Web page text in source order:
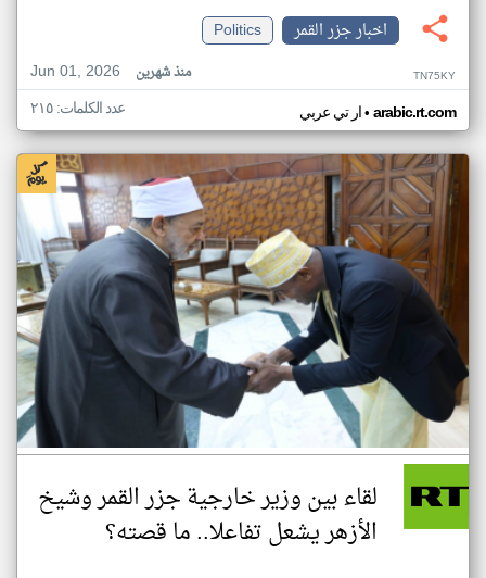
اخبار جزر القمر
Politics
Jun 01, 2026
منذ شهرين TN75KY
ار تي عربي• arabic.rt.com عدد الكلمات: ٢١٥
لقاء بين وزير خارجية جزر القمر وشيخ
الأزهر يشعل تفاعلا.. ما قصته؟